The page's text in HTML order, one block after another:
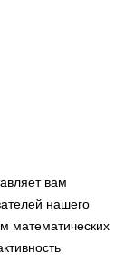
вам
нашего
математических